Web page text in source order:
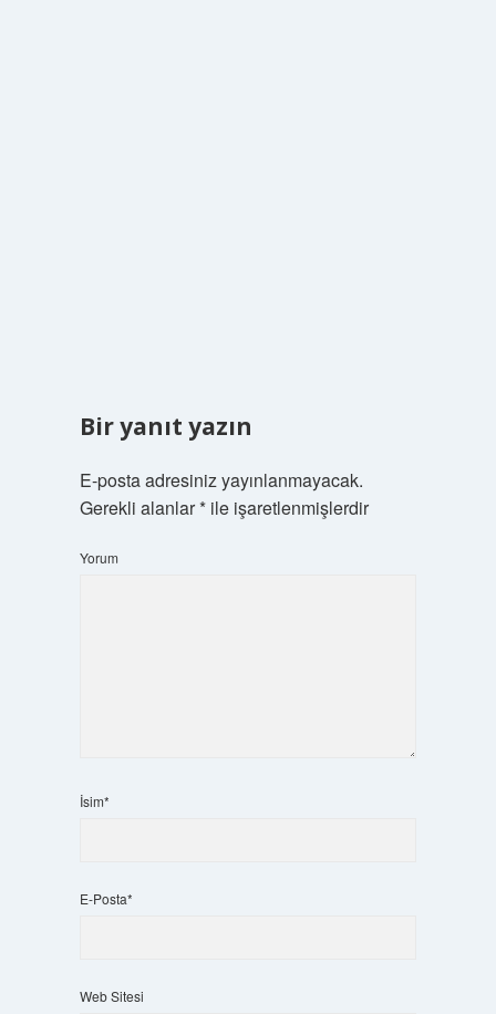
Bir yanıt yazın
E-posta adresiniz yayınlanmayacak.
Gerekli alanlar*ile işaretlenmişlerdir
Yorum
İsim*
E-Posta*
Web Sitesi